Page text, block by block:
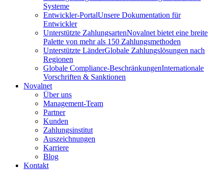
Systeme
Entwickler-PortalUnsere Dokumentation für
Entwickler
Unterstützte ZahlungsartenNovalnet bietet eine breite
Palette von mehr als 150 Zahlungsmethoden
Unterstützte LänderGlobale Zahlungslösungen nach
Regionen
Globale Compliance-BeschränkungenInternationale
Vorschriften & Sanktionen
Novalnet
Über uns
Management-Team
Partner
Kunden
Zahlungsinstitut
Auszeichnungen
Karriere
Blog
Kontakt